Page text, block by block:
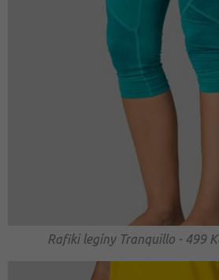
Rafiki legíny Tranquillo - 499